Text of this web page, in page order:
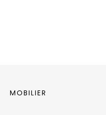
MOBILIER